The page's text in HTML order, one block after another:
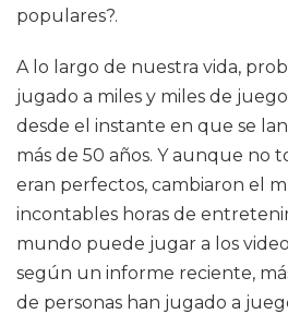
populares?.
A lo largo de nuestra vida,
jugado a miles y miles de
desde el instante en que se
más de 50 años. Y aunque no
eran perfectos, cambiaron el
incontables horas de
mundo puede jugar a los
según un informe reciente,
de personas han jugado a